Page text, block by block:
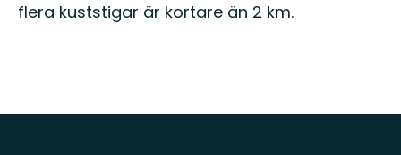
flera kuststigar är kortare än 2 km.